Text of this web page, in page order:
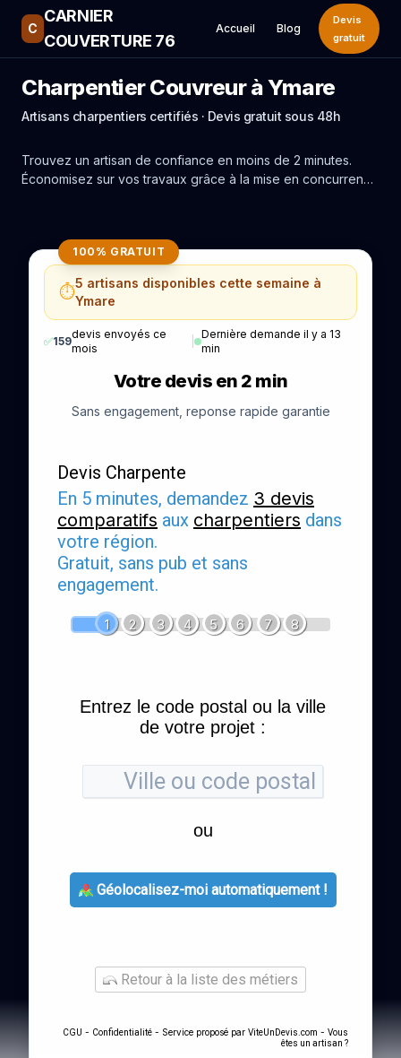
C
CARNIER
COUVERTURE 76
Accueil Blog
Devis
gratuit
Charpentier Couvreur à Ymare
Artisans charpentiers certifiés · Devis gratuit sous 48h
Trouvez un artisan de confiance en moins de 2 minutes.
Économisez sur vos travaux grâce à la mise en concurrence
100% GRATUIT
⏱️5 artisans disponibles cette semaine à
Ymare
✅159
devis envoyés ce
mois
Dernière demande il y a 13
min
Votre devis en 2 min
Sans engagement, reponse rapide garantie
Devis Charpente
En 5 minutes, demandez 3 devis
comparatifs aux charpentiers dans
votre région.
Gratuit, sans pub et sans
engagement.
1 2 3 4 5 6 7 8
Entrez le code postal ou la ville
de votre projet :
ou
Géolocalisez-moi automatiquement !
Retour à la liste des métiers
CGU - Confidentialité - Service proposé par ViteUnDevis.com - Vous
êtes un artisan ?